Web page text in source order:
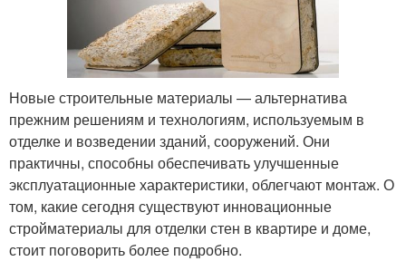
Новые строительные материалы — альтернатива
прежним решениям и технологиям, используемым в
отделке и возведении зданий, сооружений. Они
практичны, способны обеспечивать улучшенные
эксплуатационные характеристики, облегчают монтаж. О
том, какие сегодня существуют инновационные
стройматериалы для отделки стен в квартире и доме,
стоит поговорить более подробно.